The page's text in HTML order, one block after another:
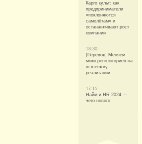
Карго культ: как
предприниматели
«поклоняются
самолётам» и
останавливают рост
компании
18:30
[Перевод] Меняем
моки репозиториев на
in-memory
реализации
17:15
Найм и HR 2024 —
чего нового